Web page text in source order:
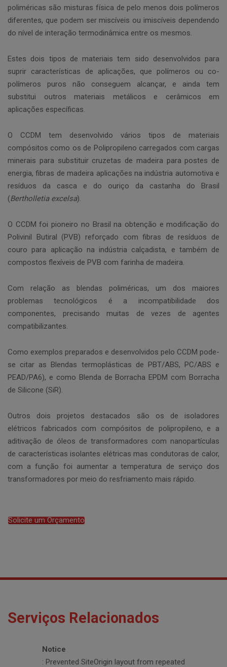
poliméricas são misturas física de pelo menos dois polímeros
diferentes, que podem ser miscíveis ou imiscíveis dependendo
do nível de interação termodinâmica entre os mesmos.
Estes dois tipos de materiais tem sido desenvolvidos para
suprir características de aplicações, que polímeros ou co-
polímeros puros não conseguem alcançar, e ainda tem
substitui outros materiais metálicos e cerâmicos em
aplicações específicas.
O CCDM tem desenvolvido vários tipos de materiais
compósitos como os de Polipropileno carregados com cargas
minerais para substituir cruzetas de madeira para postes de
energia, fibras de madeira aplicações na indústria automotiva e
resíduos da casca e do ouriço da castanha do Brasil
(Bertholletia excelsa).
O CCDM foi pioneiro no Brasil na obtenção e modificação do
Polivinil Butiral (PVB) reforçado com fibras de resíduos de
couro para aplicação na indústria calçadista, e também de
compostos flexíveis de PVB com farinha de madeira.
Com relação as blendas poliméricas, um dos maiores
problemas tecnológicos é a incompatibilidade dos
componentes, precisando muitas de vezes de agentes
compatibilizantes.
Como exemplos preparados e desenvolvidos pelo CCDM pode-
se citar as Blendas termoplásticas de PBT/ABS, PC/ABS e
PEAD/PA6), e como Blenda de Borracha EPDM com Borracha
de Silicone (SiR).
Outros dois projetos destacados são os de isoladores
elétricos fabricados com compósitos de polipropileno, e a
aditivação de óleos de transformadores com nanopartículas
de características isolantes elétricas mas condutoras de calor,
com a função foi aumentar a temperatura de serviço dos
transformadores por meio do resfriamento mais rápido.
Solicite um Orçamento
Serviços Relacionados
Notice
: Prevented SiteOrigin layout from repeated